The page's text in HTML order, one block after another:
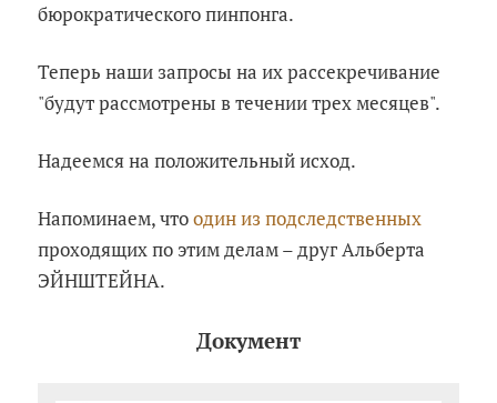
бюрократического пинпонга.
Теперь наши запросы на их рассекречивание
"будут рассмотрены в течении трех месяцев".
Надеемся на положительный исход.
Напоминаем, чтоодин из подследственных
проходящих по этим делам – друг Альберта
ЭЙНШТЕЙНА.
Документ